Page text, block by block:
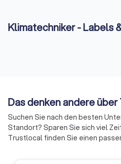
Klimatechniker - Labels
Das denken andere
Suchen Sie nach den besten
Standort? Sparen Sie sich viel
Trustlocal finden Sie einen